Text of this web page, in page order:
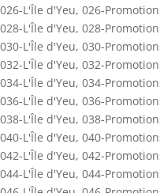
026-L'Île d'Yeu, 026-
028-L'Île d'Yeu, 028-
030-L'Île d'Yeu, 030-
032-L'Île d'Yeu, 032-
034-L'Île d'Yeu, 034-
036-L'Île d'Yeu, 036-
038-L'Île d'Yeu, 038-
040-L'Île d'Yeu, 040-
042-L'Île d'Yeu, 042-
044-L'Île d'Yeu, 044-